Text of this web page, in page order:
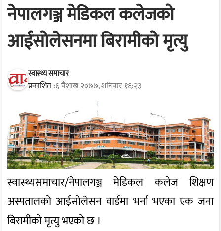
नेपालगञ्ज मेडिकल कलेजको
आईसोलेसनमा बिरामीको मृत्यु
स्वास्थ्य समाचार
प्रकाशित :६ बैशाख २०७७, शनिबार १६:२३
स्वास्थ्यसमाचार/नेपालगञ्ज मेडिकल कलेज शिक्षण
अस्पतालको आईसोलेसन वार्डमा भर्ना भएका एक जना
बिरामीको मृत्यु भएको छ ।